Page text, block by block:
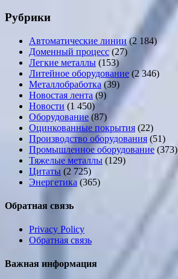
Рубрики
Автоматические линии(2 184)
Доменный процесс (27)
Легкие металлы (153)
Литейное оборудование (2 346)
Металлобработка (39)
Новостая лента (9)
Новости (1 450)
Оборудование (87)
Оцинкованные покрытия (22)
Производство оборудования (51)
Промышленное оборудование (373)
Тяжелые металлы (129)
Цитаты (2 725)
Энергетика (365)
Обратная связь
Privacy Policy
Обратная связь
Важная информация